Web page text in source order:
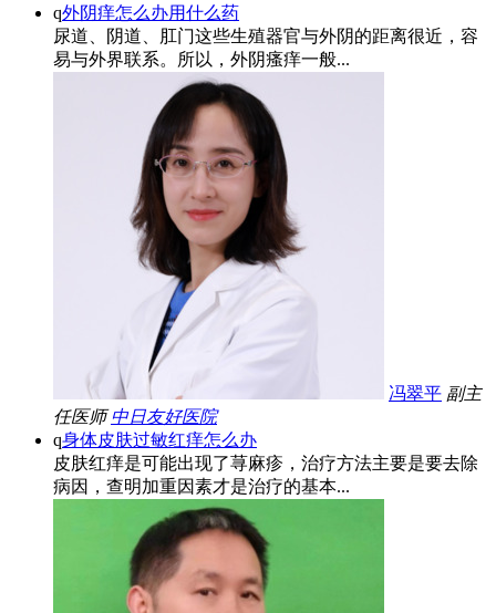
q外阴痒怎么办用什么药
尿道、阴道、肛门这些生殖器官与外阴的距离很近，容
易与外界联系。所以，外阴瘙痒一般...
冯翠平 副主
任医师 中日友好医院
q身体皮肤过敏红痒怎么办
皮肤红痒是可能出现了荨麻疹，治疗方法主要是要去除
病因，查明加重因素才是治疗的基本...